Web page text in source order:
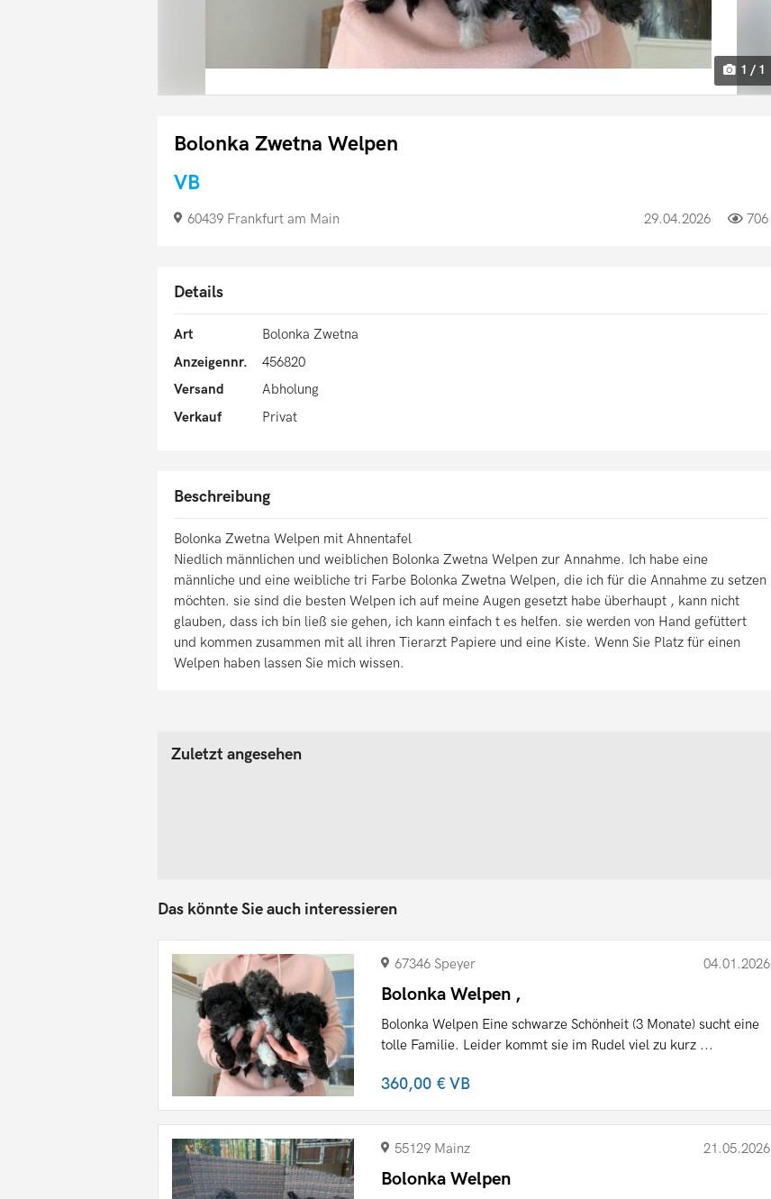
1 / 1
Bolonka Zwetna Welpen
VB
60439 Frankfurt am Main 29.04.2026 706
Details
Art
Bolonka Zwetna
Anzeigennr.
456820
Versand
Abholung
Verkauf
Privat
Beschreibung
Bolonka Zwetna Welpen mit Ahnentafel
Niedlich männlichen und weiblichen Bolonka Zwetna Welpen zur Annahme. Ich habe eine
männliche und eine weibliche tri Farbe Bolonka Zwetna Welpen, die ich für die Annahme zu setzen
möchten. sie sind die besten Welpen ich auf meine Augen gesetzt habe überhaupt , kann nicht
glauben, dass ich bin ließ sie gehen, ich kann einfach t es helfen. sie werden von Hand gefüttert
und kommen zusammen mit all ihren Tierarzt Papiere und eine Kiste. Wenn Sie Platz für einen
Welpen haben lassen Sie mich wissen.
Zuletzt angesehen
Das könnte Sie auch interessieren
67346 Speyer 04.01.2026
Bolonka Welpen ,
Bolonka Welpen Eine schwarze Schönheit (3 Monate) sucht eine
tolle Familie. Leider kommt sie im Rudel viel zu kurz ...
360,00 €VB
55129 Mainz 21.05.2026
Bolonka Welpen